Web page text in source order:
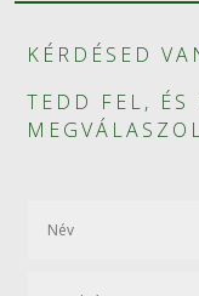
KÉRDÉSED
TEDD FEL,